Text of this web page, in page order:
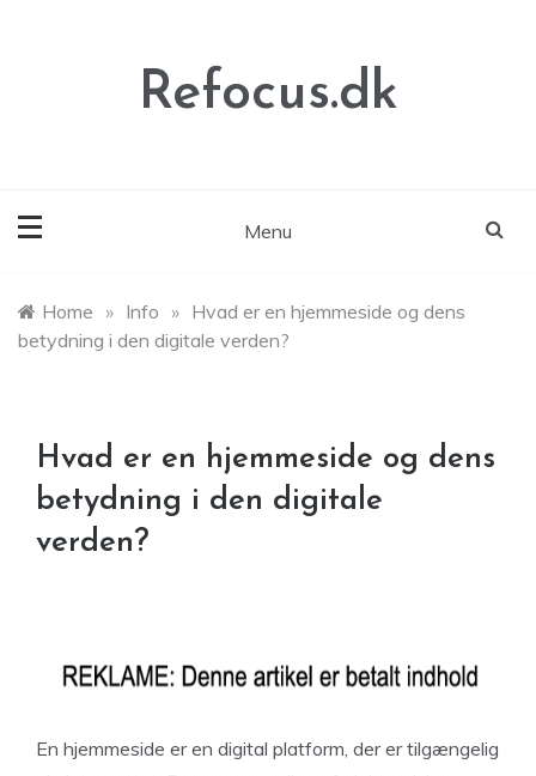
Refocus.dk
Menu
Home » Info » Hvad er en hjemmeside og dens
betydning i den digitale verden?
Hvad er en hjemmeside og dens
betydning i den digitale
verden?
En hjemmeside er en digital platform, der er tilgængelig